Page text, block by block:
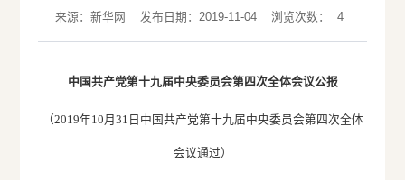
来源：新华网 发布日期：2019-11-04 浏览次数： 4
中国共产党第十九届中央委员会第四次全体会议公报
（2019年10月31日中国共产党第十九届中央委员会第四次全体
会议通过）